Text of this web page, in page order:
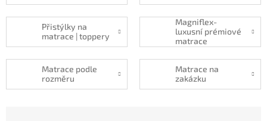
Přistýlky na
matrace | toppery
Magniflex-
luxusní prémiové
matrace
Matrace podle
rozměru
Matrace na
zakázku